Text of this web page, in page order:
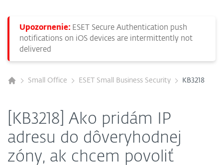
Upozornenie: ESET Secure Authentication push
notifications on iOS devices are intermittently not
delivered
Small Office ESET Small Business Security KB3218
[KB3218] Ako pridám IP
adresu do dôveryhodnej
zóny, ak chcem povoliť